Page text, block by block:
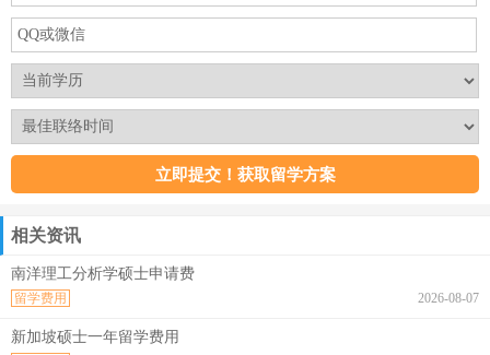
相关资讯
南洋理工分析学硕士申请费
2026-08-07
留学费用
新加坡硕士一年留学费用